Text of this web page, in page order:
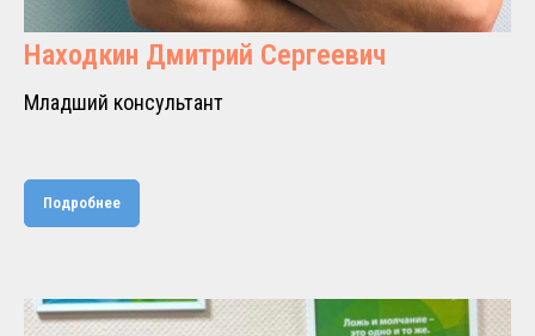
Находкин Дмитрий Сергеевич
Младший консультант
Подробнее